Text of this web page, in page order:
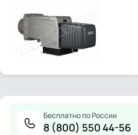
Бесплатно по России
8 (800) 550 44-56